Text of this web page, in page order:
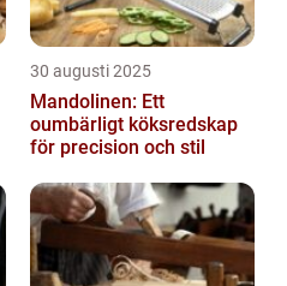
30 augusti 2025
Mandolinen: Ett
oumbärligt köksredskap
för precision och stil